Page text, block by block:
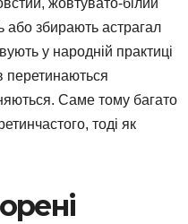
або збирають астрагал
у народній практиці
перетинаються
Саме тому багато
тоді як